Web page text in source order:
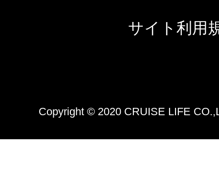
サイト利用
Copyright © 2020 CRUISE LIFE